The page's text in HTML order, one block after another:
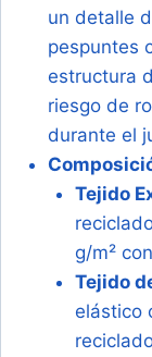
un detalle
pespuntes
estructura
riesgo de
durante el
Tejido
g/m²
Tejido
elástico